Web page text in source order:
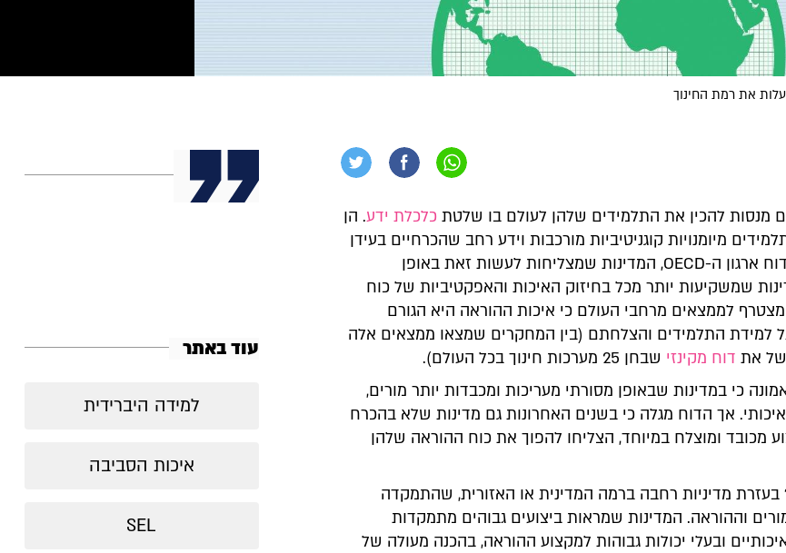
את רמת החינוך
מנסות להכין את התלמידים שלהן לעולם בו שלטת כלכלת ידע. הן
מיומנויות קוגניטיביות מורכבות וידע רחב שהכרחיים בעידן
בו אנו חיים. לפי דוח ארגון ה-OECD, המדינות שמצליחות לעשות זאת באופן
שמשקיעות יותר מכל בחיזוק האיכות והאפקטיביות של כוח
מצטרף לממצאים מרחבי העולם כי איכות ההוראה היא הגורם
למידת התלמידים והצלחתם (בין המחקרים שמצאו ממצאים אלה
את דוח מקינזי שבחן 25 מערכות חינוך בכל העולם).
כי במדינות שבאופן מסורתי מעריכות ומכבדות יותר מורים,
איכותי. אך הדוח מגלה כי בשנים האחרונות גם מדינות שלא בהכרח
מכובד ומוצלח במיוחד, הצליחו להפוך את כוח ההוראה שלהן
בעזרת מדיניות רחבה ברמה המדינית או האזורית, שהתמקדה
וההוראה. המדינות שמראות ביצועים גבוהים מתמקדות
ובעלי יכולות גבוהות למקצוע ההוראה, בהכנה מעולה של
עוד באתר
למידה היברידית
איכות הסביבה
SEL